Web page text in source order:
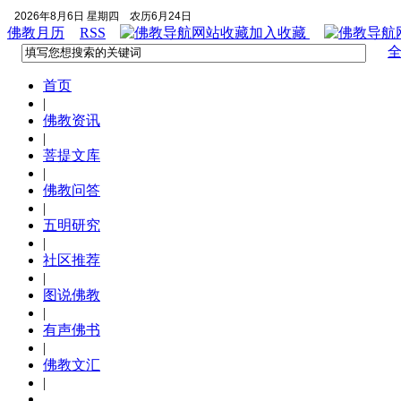
2026年8月6日 星期四 农历6月24日
佛教月历 RSS 加入收藏
首页
|
佛教资讯
|
菩提文库
|
佛教问答
|
五明研究
|
社区推荐
|
图说佛教
|
有声佛书
|
佛教文汇
|